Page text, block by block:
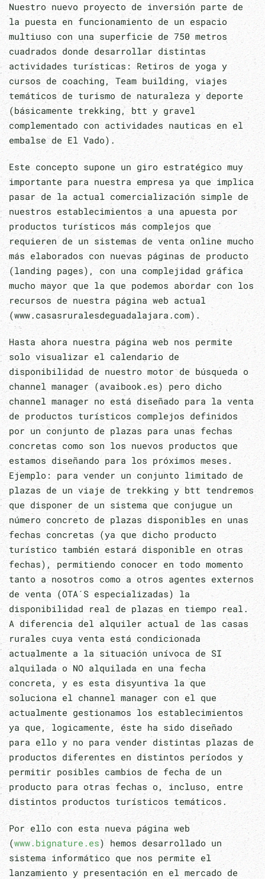
Nuestro nuevo proyecto de inversión parte de
la puesta en funcionamiento de un espacio
multiuso con una superficie de 750 metros
cuadrados donde desarrollar distintas
actividades turísticas: Retiros de yoga y
cursos de coaching, Team building, viajes
temáticos de turismo de naturaleza y deporte
(básicamente trekking, btt y gravel
complementado con actividades nauticas en el
embalse de El Vado).
Este concepto supone un giro estratégico muy
importante para nuestra empresa ya que implica
pasar de la actual comercialización simple de
nuestros establecimientos a una apuesta por
productos turísticos más complejos que
requieren de un sistemas de venta online mucho
más elaborados con nuevas páginas de producto
(landing pages), con una complejidad gráfica
mucho mayor que la que podemos abordar con los
recursos de nuestra página web actual
(www.casasruralesdeguadalajara.com).
Hasta ahora nuestra página web nos permite
solo visualizar el calendario de
disponibilidad de nuestro motor de búsqueda o
channel manager (avaibook.es) pero dicho
channel manager no está diseñado para la venta
de productos turísticos complejos definidos
por un conjunto de plazas para unas fechas
concretas como son los nuevos productos que
estamos diseñando para los próximos meses.
Ejemplo: para vender un conjunto limitado de
plazas de un viaje de trekking y btt tendremos
que disponer de un sistema que conjugue un
número concreto de plazas disponibles en unas
fechas concretas (ya que dicho producto
turístico también estará disponible en otras
fechas), permitiendo conocer en todo momento
tanto a nosotros como a otros agentes externos
de venta (OTA´S especializadas) la
disponibilidad real de plazas en tiempo real.
A diferencia del alquiler actual de las casas
rurales cuya venta está condicionada
actualmente a la situación unívoca de SI
alquilada o NO alquilada en una fecha
concreta, y es esta disyuntiva la que
soluciona el channel manager con el que
actualmente gestionamos los establecimientos
ya que, logicamente, éste ha sido diseñado
para ello y no para vender distintas plazas de
productos diferentes en distintos períodos y
permitir posibles cambios de fecha de un
producto para otras fechas o, incluso, entre
distintos productos turísticos temáticos.
Por ello con esta nueva página web
(www.bignature.es) hemos desarrollado un
sistema informático que nos permite el
lanzamiento y presentación en el mercado de